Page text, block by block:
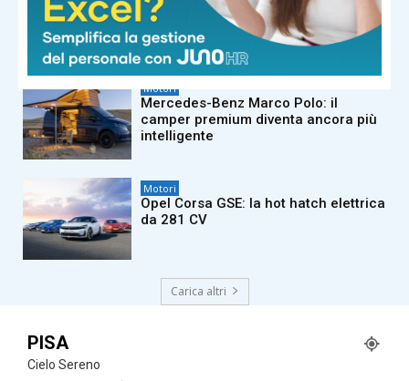
Audi Q9: il nuovo SUV ammiraglia
Motori
Mercedes-Benz Marco Polo: il
camper premium diventa ancora più
intelligente
Motori
Opel Corsa GSE: la hot hatch elettrica
da 281 CV
Carica altri
PISA
Cielo Sereno